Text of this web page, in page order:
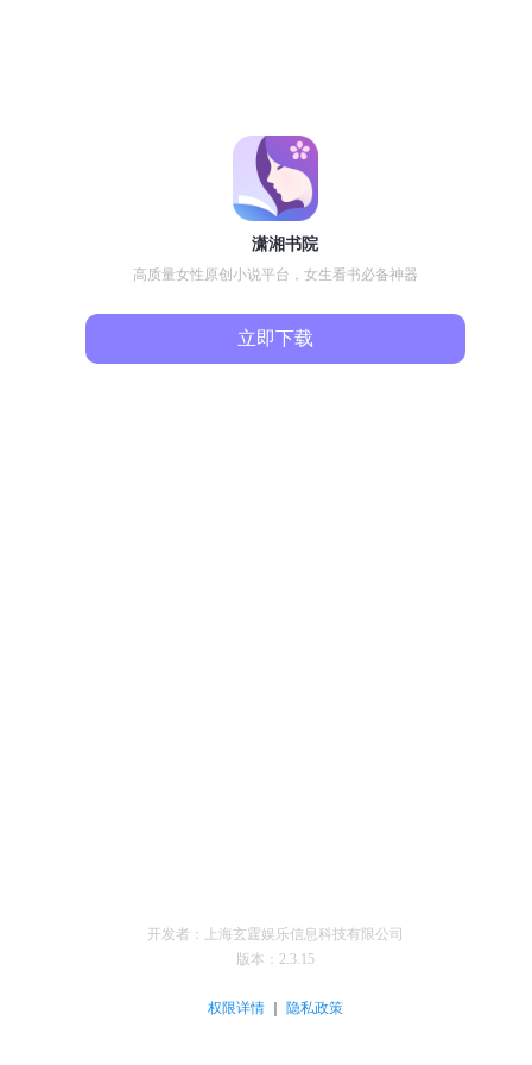
潇湘书院
高质量女性原创小说平台，女生看书必备神器
立即下载
开发者：上海玄霆娱乐信息科技有限公司
版本： 2.3.15
权限详情 ｜ 隐私政策